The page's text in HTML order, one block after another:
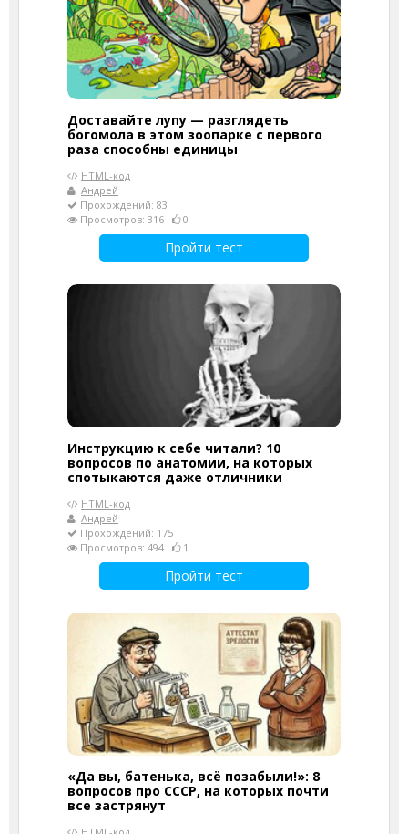
Доставайте лупу — разглядеть
богомола в этом зоопарке с первого
раза способны единицы
HTML-код
Андрей
Прохождений: 83
Просмотров: 316
0
Пройти тест
Инструкцию к себе читали? 10
вопросов по анатомии, на которых
спотыкаются даже отличники
HTML-код
Андрей
Прохождений: 175
Просмотров: 494
1
Пройти тест
«Да вы, батенька, всё позабыли!»: 8
вопросов про СССР, на которых почти
все застрянут